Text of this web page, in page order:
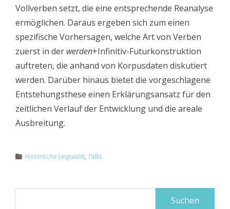
Vollverben setzt, die eine entsprechende Reanalyse
ermöglichen. Daraus ergeben sich zum einen
spezifische Vorhersagen, welche Art von Verben
zuerst in der werden+Infinitiv-Futurkonstruktion
auftreten, die anhand von Korpusdaten diskutiert
werden. Darüber hinaus bietet die vorgeschlagene
Entstehungsthese einen Erklärungsansatz für den
zeitlichen Verlauf der Entwicklung und die areale
Ausbreitung.
Historische Linguistik, Talks